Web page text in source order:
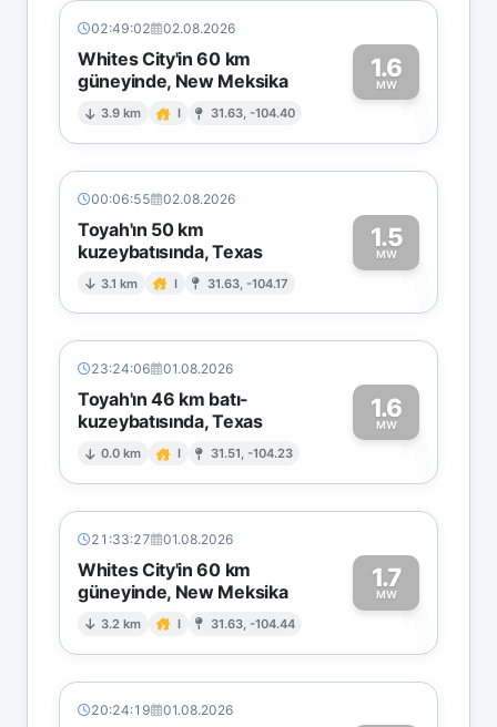
02:49:02 02.08.2026
Whites City'in 60 km
güneyinde, New Meksika
3.9 km I 31.63, -104.40
1.6
MW1
00:06:55 02.08.2026
Toyah'ın 50 km
kuzeybatısında, Texas
3.1 km I 31.63, -104.17
1.5
MW1
23:24:06 01.08.2026
Toyah'ın 46 km batı-
kuzeybatısında, Texas
0.0 km I 31.51, -104.23
1.6
MW1
21:33:27 01.08.2026
Whites City'in 60 km
güneyinde, New Meksika
3.2 km I 31.63, -104.44
1.7
MW1
20:24:19 01.08.2026